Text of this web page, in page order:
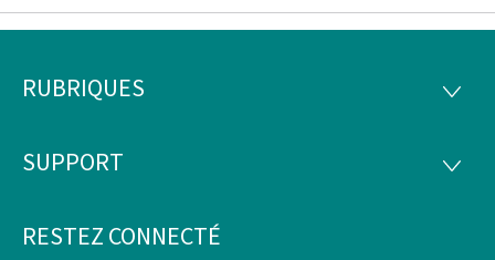
Pied
page
RUBRIQUES
SUPPORT
RESTEZ CONNECTÉ